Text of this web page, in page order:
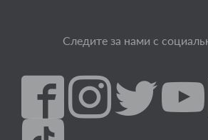
Следите за нами с